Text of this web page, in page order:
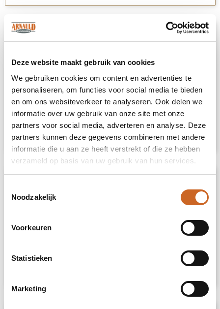
Deze website maakt gebruik van cookies
We gebruiken cookies om content en advertenties te
personaliseren, om functies voor social media te bieden
en om ons websiteverkeer te analyseren. Ook delen we
informatie over uw gebruik van onze site met onze
partners voor social media, adverteren en analyse. Deze
partners kunnen deze gegevens combineren met andere
informatie die u aan ze heeft verstrekt of die ze hebben
verzameld op basis van uw gebruik van hun services.
Noodzakelijk
Voorkeuren
Statistieken
Marketing
"Afgelopen jaar onze kerstpakketten
voor ca. 1000 mensen samengesteld
verlopen, zelfs tussentijdse afwijkende
verzoeken werden nog ingewilligd,
waardoor onze medewerkers enorm
geholpen waren. Klantvriendelijk, niet
te duur, mooi pakket en goede
service."
10
Esther28 januari 2025
ze goede kwaliteit leveren voor een
de uitvoering. Ze komen hun afspraken